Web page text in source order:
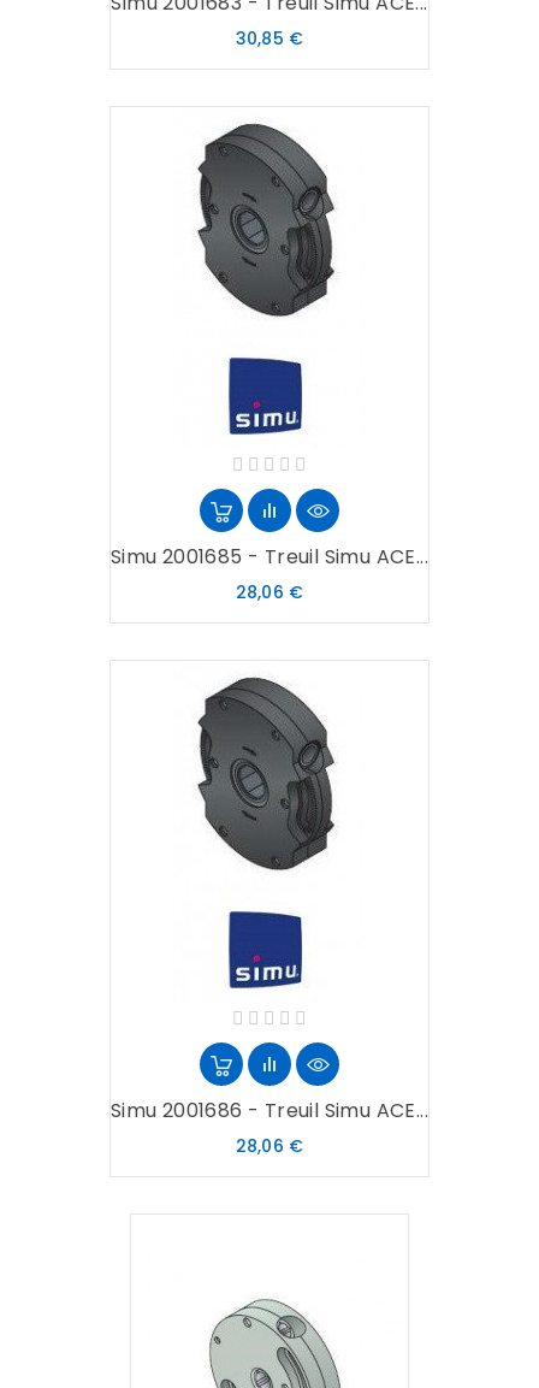
30,85 €Prix
Simu 2001685 - Treuil Simu ACE...
28,06 €Prix
Simu 2001686 - Treuil Simu ACE...
28,06 €Prix